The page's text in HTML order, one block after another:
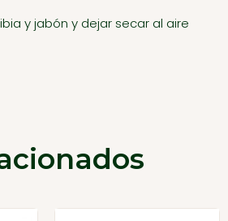
y jabón y dejar secar al aire